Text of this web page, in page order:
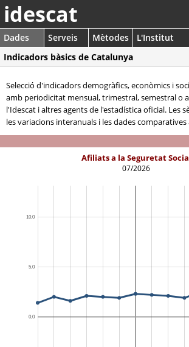
idescat
Dades Serveis Mètodes
L'Institut
Indicadors bàsics de Catalunya
Selecció d'indicadors demogràfics, econòmics i
amb periodicitat mensual, trimestral, semestral o
l'Idescat i altres agents de l'estadística oficial. Les
les variacions interanuals i les dades comparatives
Afiliats a la Seguretat
07/2026